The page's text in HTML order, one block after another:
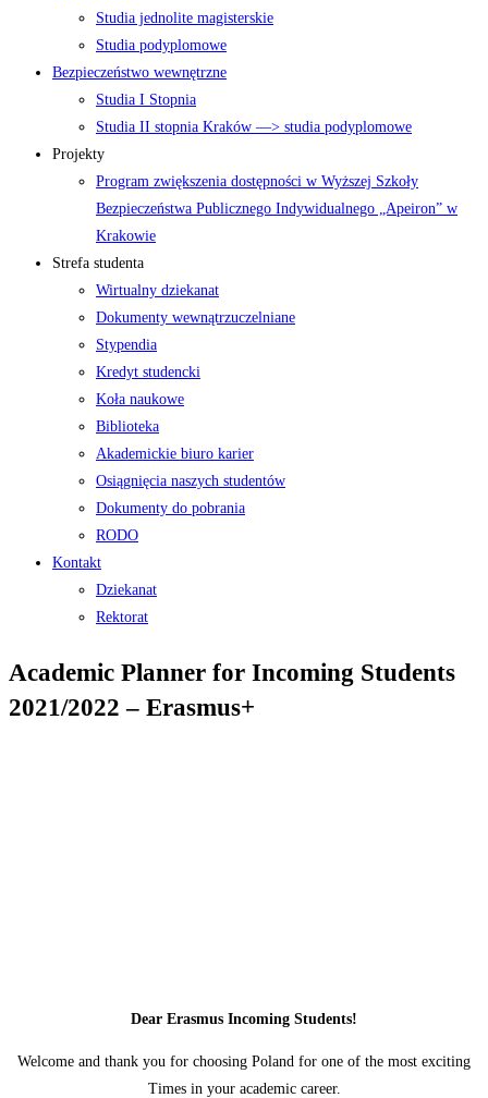
Studia jednolite magisterskie
Studia podyplomowe
Bezpieczeństwo wewnętrzne
Studia I Stopnia
Studia II stopnia Kraków —> studia podyplomowe
Projekty
Program zwiększenia dostępności w Wyższej Szkoły
Bezpieczeństwa Publicznego Indywidualnego „Apeiron” w
Krakowie
Strefa studenta
Wirtualny dziekanat
Dokumenty wewnątrzuczelniane
Stypendia
Kredyt studencki
Koła naukowe
Biblioteka
Akademickie biuro karier
Osiągnięcia naszych studentów
Dokumenty do pobrania
RODO
Kontakt
Dziekanat
Rektorat
Academic Planner for Incoming Students
2021/2022 – Erasmus+
Dear Erasmus Incoming Students!
Welcome and thank you for choosing Poland for one of the most exciting
Times in your academic career.